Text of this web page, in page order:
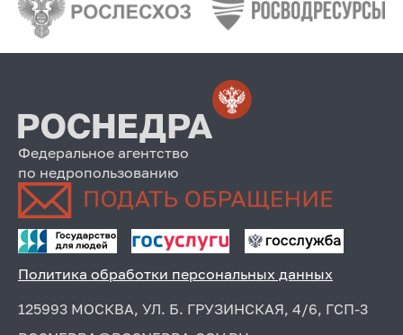
Федеральное агентство
по недропользованию
Политика обработки персональных данных
125993 МОСКВА, УЛ. Б. ГРУЗИНСКАЯ, 4/6, ГСП-3